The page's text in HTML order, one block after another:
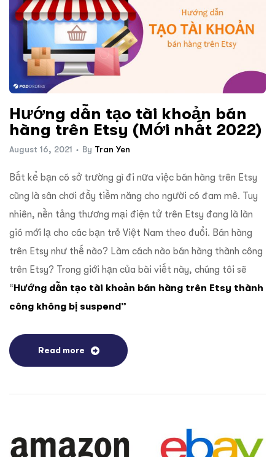
Hướng dẫn tạo tài khoản bán
hàng trên Etsy (Mới nhất 2022)
August 16, 2021 By Tran Yen
Bất kể bạn có sở trường gì đi nữa việc bán hàng trên Etsy
cũng là sân chơi đầy tiềm năng cho người có đam mê. Tuy
nhiên, nền tảng thương mại điện tử trên Etsy đang là làn
gió mới lạ cho các bạn trẻ Việt Nam theo đuổi. Bán hàng
trên Etsy như thế nào? Làm cách nào bán hàng thành công
trên Etsy? Trong giới hạn của bài viết này, chúng tôi sẽ
“Hướng dẫn tạo tài khoản bán hàng trên Etsy thành
công không bị suspend”
Read more